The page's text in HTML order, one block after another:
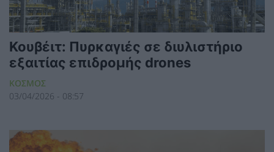
Κουβέιτ: Πυρκαγιές σε διυλιστήριο
εξαιτίας επιδρομής drones
ΚΟΣΜΟΣ
03/04/2026 - 08:57